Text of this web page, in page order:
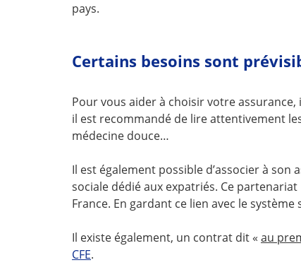
pays.
Certains besoins sont
Pour vous aider à choisir votre
il est recommandé de lire attentivement
médecine douce…
Il est également possible d’associer à son
sociale dédié aux expatriés. Ce
France. En gardant ce lien avec le
Il existe également, un contrat dit « au
CFE.